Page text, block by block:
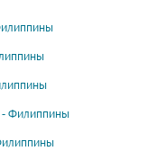
- Филиппины